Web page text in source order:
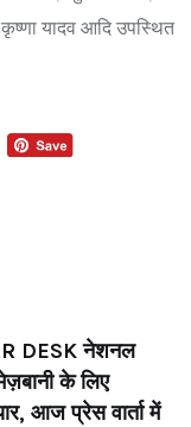
यादव आदि उपस्थित
DESK नेशनल
के लिए
आज प्रेस वार्ता में